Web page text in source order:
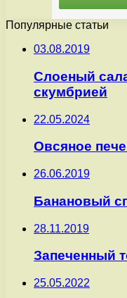
Популярные статьи
03.08.2019
Слоеный
скумбрией
22.05.2024
Овсяное
26.06.2019
Банановый
28.11.2019
Запеченный
25.05.2022